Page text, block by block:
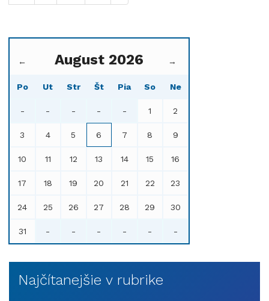
← August 2026 →
Po Ut Str Št Pia So Ne
- - - - - 1 2
3 4 5 6 7 8 9
10 11 12 13 14 15 16
17 18 19 20 21 22 23
24 25 26 27 28 29 30
31 - - - - - -
Najčítanejšie v rubrike